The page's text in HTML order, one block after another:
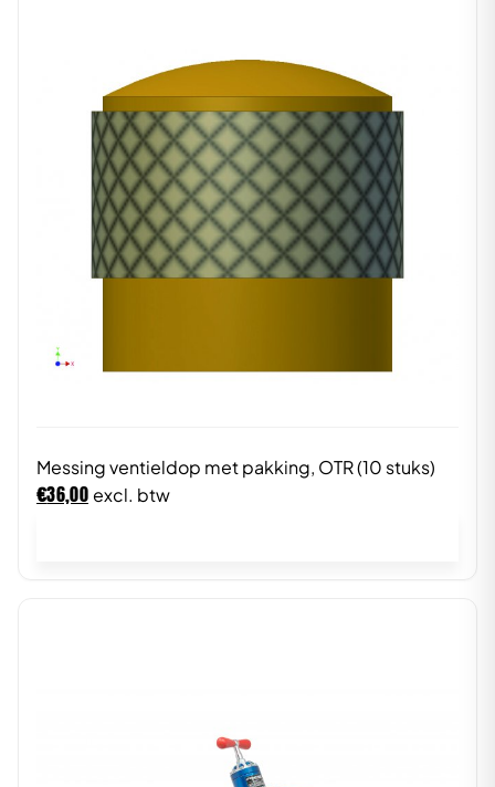
Messing ventieldop met pakking, OTR (10 stuks)
€36,00 excl. btw